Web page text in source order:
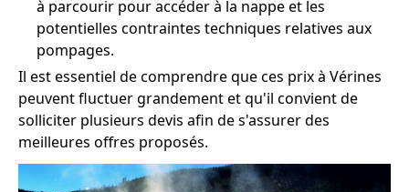
à parcourir pour accéder à la nappe et les
potentielles contraintes techniques relatives aux
pompages.
Il est essentiel de comprendre que ces prix à Vérines
peuvent fluctuer grandement et qu'il convient de
solliciter plusieurs devis afin de s'assurer des
meilleures offres proposés.